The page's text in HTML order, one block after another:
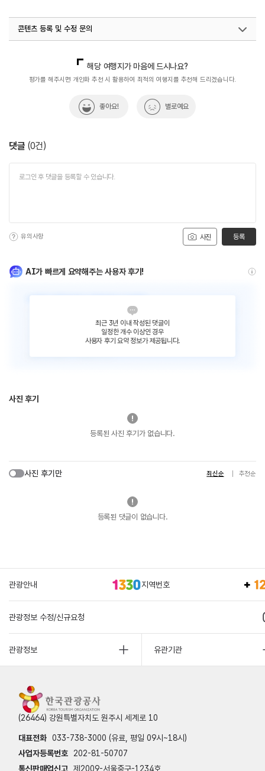
콘텐츠 등록 및 수정 문의
열린관광콘텐츠팀(열린관광-모두의여행)
033-738-3425
해당 여행지가 마음에 드시나요?
평가를 해주시면 개인화 추천 시 활용하여 최적의 여행지를 추천해 드리겠습니다.
좋아요! 별로예요
댓글 (0건)
사진
유의사항 등록
AI가 빠르게 요약해주는 사용자 후기!
최근 3년 이내 작성된 댓글이
일정한 개수 이상인 경우
사용자 후기 요약 정보가 제공됩니다.
사진 후기
등록된 사진 후기가 없습니다.
사진 후기만 최신순 추천순
등록된 댓글이 없습니다.
관광안내 지역번호
관광정보 수정/신규요청
관광정보 유관기관
(26464) 강원특별자치도 원주시 세계로 10
대표전화 033-738-3000 (유료, 평일 09시~18시)
사업자등록번호
202-81-50707
통신판매업신고 제2009-서울중구-1234호